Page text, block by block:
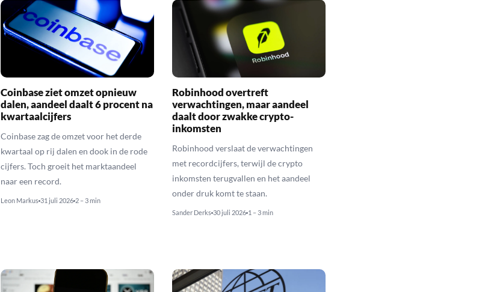
Coinbase ziet omzet opnieuw
dalen, aandeel daalt 6 procent na
kwartaalcijfers
Coinbase zag de omzet voor het derde
kwartaal op rij dalen en dook in de rode
cijfers. Toch groeit het marktaandeel
naar een record.
Leon Markus 31 juli 2026 2 – 3 min
Robinhood overtreft
verwachtingen, maar aandeel
daalt door zwakke crypto-
inkomsten
Robinhood verslaat de verwachtingen
met recordcijfers, terwijl de crypto
inkomsten terugvallen en het aandeel
onder druk komt te staan.
Sander Derks 30 juli 2026 1 – 3 min